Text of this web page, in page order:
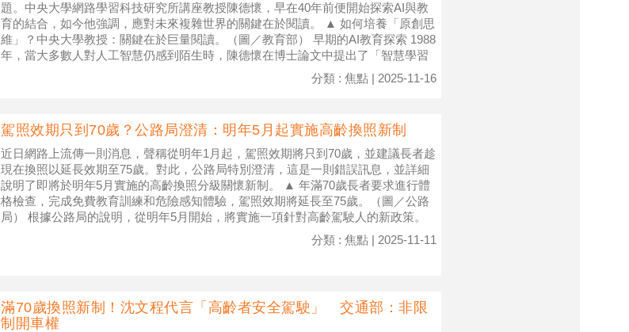
題。中央大學網路學習科技研究所講座教授陳德懷，早在40年前便開始探索AI與教
育的結合，如今他強調，應對未來複雜世界的關鍵在於閱讀。 ▲ 如何培養「原創思
維」？中央大學教授：關鍵在於巨量閱讀。（圖／教育部） 早期的AI教育探索 1988
年，當大多數人對人工智慧仍感到陌生時，陳德懷在博士論文中提出了「智慧學習
分類 : 焦點 | 2025-11-16
駕照效期只到70歲？公路局澄清：明年5月起實施高齡換照新制
近日網路上流傳一則消息，聲稱從明年1月起，駕照效期將只到70歲，並建議長者趁
現在換照以延長效期至75歲。對此，公路局特別澄清，這是一則錯誤訊息，並詳細
說明了即將於明年5月實施的高齡換照分級關懷新制。 ▲ 年滿70歲長者要求進行體
格檢查，完成免費教育訓練和危險感知體驗，駕照效期將延長至75歲。（圖／公路
局） 根據公路局的說明，從明年5月開始，將實施一項針對高齡駕駛人的新政策。
分類 : 焦點 | 2025-11-11
滿70歲換照新制！沈文程代言「高齡者安全駕駛」 交通部：非限
制開車權